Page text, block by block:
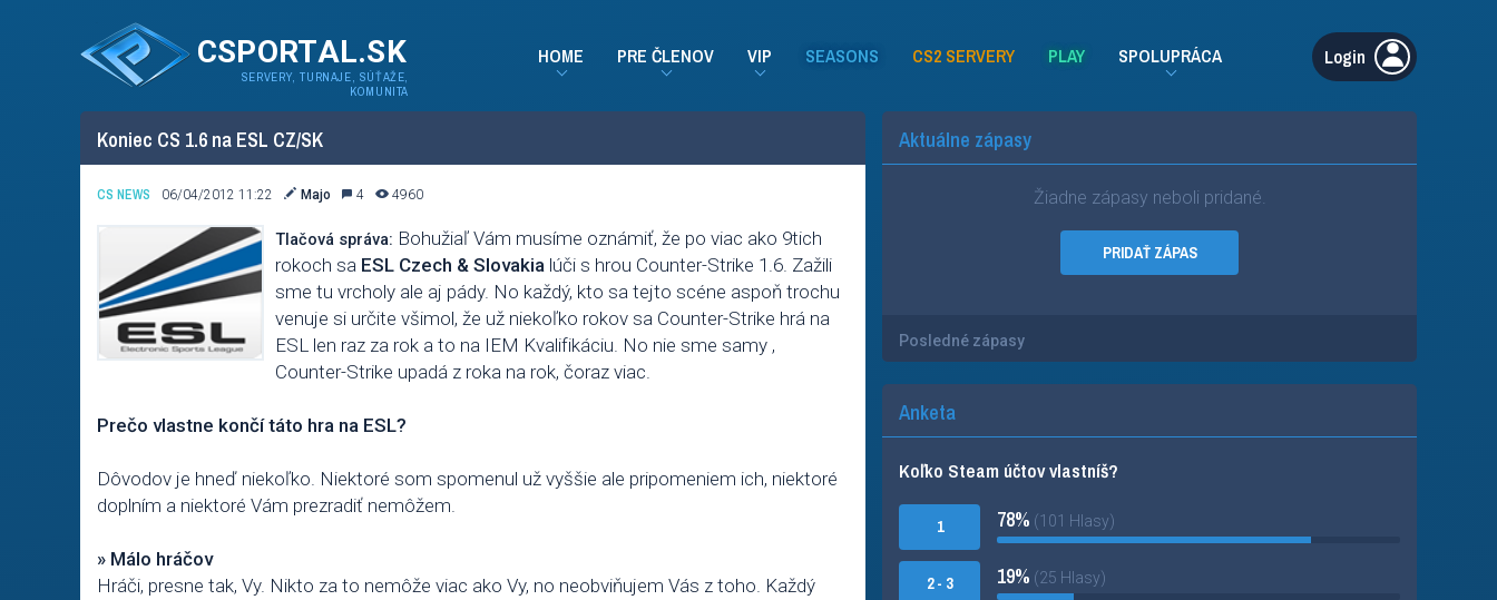
CSPORTAL.SK
SERVERY, TURNAJE, SÚŤAŽE,
KOMUNITA
HOME PRE ČLENOV VIP SEASONS CS2 SERVERY PLAY SPOLUPRÁCA Login
Koniec CS 1.6 na ESL CZ/SK
CS NEWS 06/04/2012 11:22 Majo 4 4960
Tlačová správa: Bohužiaľ Vám musíme oznámiť, že po viac ako 9tich
rokoch sa ESL Czech & Slovakia lúči s hrou Counter-Strike 1.6. Zažili
sme tu vrcholy ale aj pády. No každý, kto sa tejto scéne aspoň trochu
venuje si určite všimol, že už niekoľko rokov sa Counter-Strike hrá na
ESL len raz za rok a to na IEM Kvalifikáciu. No nie sme samy ,
Counter-Strike upadá z roka na rok, čoraz viac.
Prečo vlastne končí táto hra na ESL?
Dôvodov je hneď niekoľko. Niektoré som spomenul už vyššie ale pripomeniem ich, niektoré
doplním a niektoré Vám prezradiť nemôžem.
» Málo hráčov
Hráči, presne tak, Vy. Nikto za to nemôže viac ako Vy, no neobviňujem Vás z toho. Každý
Aktuálne zápasy
Žiadne zápasy neboli pridané.
PRIDAŤ ZÁPAS
Posledné zápasy
Anketa
Koľko Steam účtov vlastníš?
1
2 - 3
78% (101 Hlasy)
19% (25 Hlasy)